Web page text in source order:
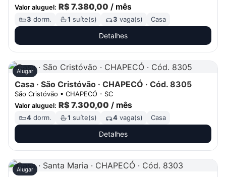
Valor aluguel: R$ 7.380,00 / mês
3 dorm. 1 suíte(s) 3 vaga(s) Casa
Detalhes
Alugar
Casa · São Cristóvão · CHAPECÓ · Cód. 8305
São Cristóvão • CHAPECÓ - SC
Valor aluguel: R$ 7.300,00 / mês
4 dorm. 1 suíte(s) 4 vaga(s) Casa
Detalhes
Alugar